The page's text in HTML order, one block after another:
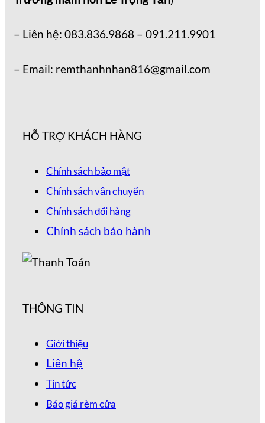
– Liên hệ: 083.836.9868 – 091.211.9901
– Email: remthanhnhan816@gmail.com
HỖ TRỢ KHÁCH HÀNG
Chính sách bảo mật
Chính sách vận chuyển
Chính sách đổi hàng
Chính sách bảo hành
THÔNG TIN
Giới thiệu
Liên hệ
Tin tức
Báo giá rèm cửa